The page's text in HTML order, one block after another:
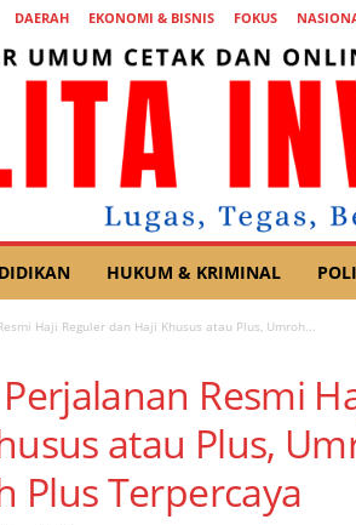
DAERAH EKONOMI & BISNIS FOKUS
HUKUM & KRIMINAL
Haji Reguler dan Haji Khusus atau Plus, Umroh...
Resmi
atau Plus,
Plus Terpercaya